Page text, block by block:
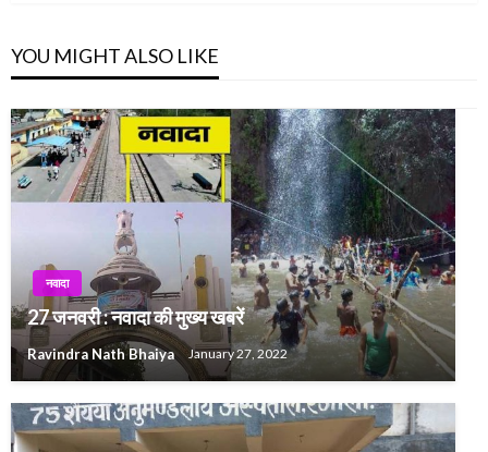
YOU MIGHT ALSO LIKE
नवादा
27 जनवरी : नवादा की मुख्य खबरें
Ravindra Nath Bhaiya January 27, 2022